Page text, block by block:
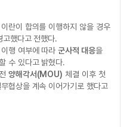
란이 합의를 이행하지 않을 경우
했다고 전했다.
이행 여부에 따라군사적 대응을
수 있다고 밝혔다.
양해각서(MOU) 체결 이후 첫
협상을 계속 이어가기로 했다고